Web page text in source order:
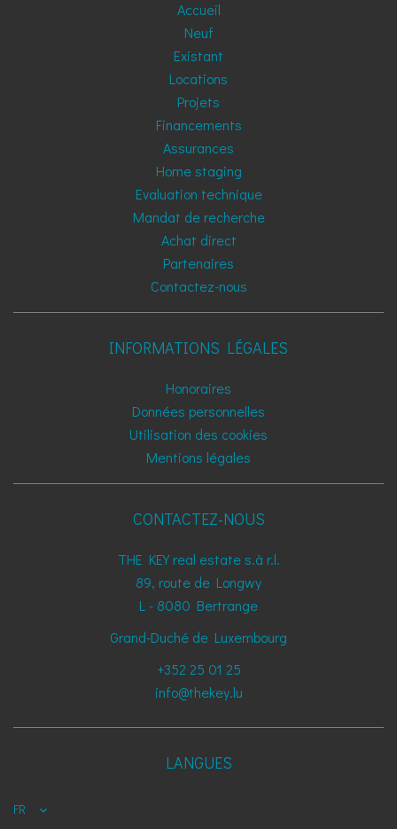
Accueil
Neuf
Existant
Locations
Projets
Financements
Assurances
Home staging
Evaluation technique
Mandat de recherche
Achat direct
Partenaires
Contactez-nous
INFORMATIONS LÉGALES
Honoraires
Données personnelles
Utilisation des cookies
Mentions légales
CONTACTEZ-NOUS
THE KEY real estate s.à r.l.
89, route de Longwy
L - 8080 Bertrange
Grand-Duché de Luxembourg
+352 25 01 25
info@thekey.lu
LANGUES
FR